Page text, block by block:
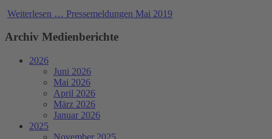
Weiterlesen … Pressemeldungen Mai 2019
Archiv Medienberichte
2026
Juni 2026
Mai 2026
April 2026
März 2026
Januar 2026
2025
November 2025